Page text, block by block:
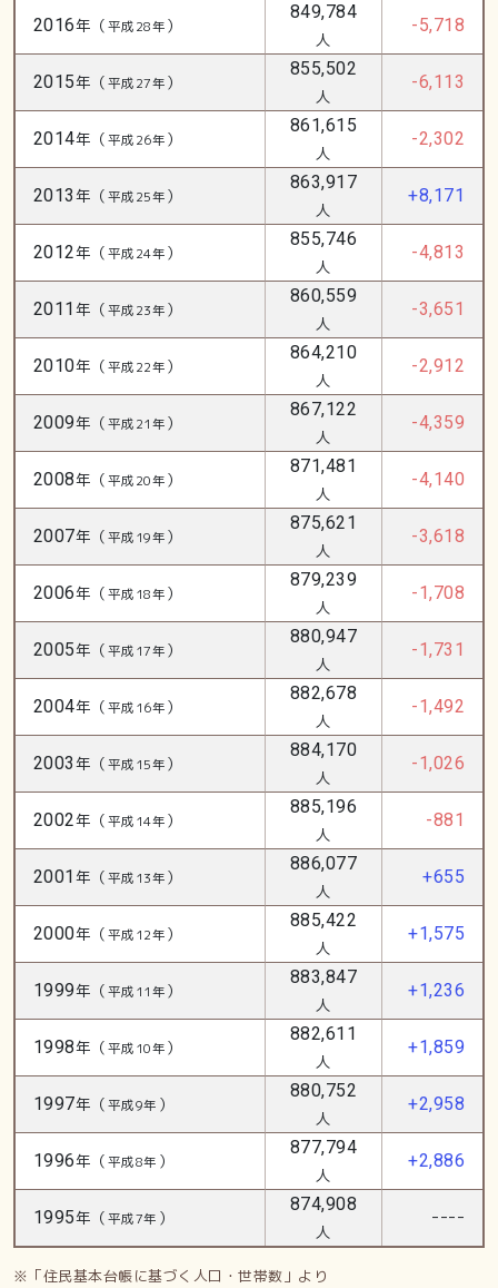
2016年（平成28年）
849,784
人
-5,718
2015年（平成27年）
855,502
人
-6,113
2014年（平成26年）
861,615
人
-2,302
2013年（平成25年）
863,917
人
+8,171
2012年（平成24年）
855,746
人
-4,813
2011 年（平成23年）
860,559
人
-3,651
2010年（平成22年）
864,210
人
-2,912
2009年（平成21年）
867,122
人
-4,359
2008年（平成20年）
871,481
人
-4,140
2007年（平成19年）
875,621
人
-3,618
2006年（平成18年）
879,239
人
-1,708
2005年（平成17年）
880,947
人
-1,731
2004年（平成16年）
882,678
人
-1,492
2003年（平成15年）
884,170
人
-1,026
2002年（平成14年）
885,196
人
-881
2001 年（平成13年）
886,077
人
+655
2000年（平成12年）
885,422
人
+1,575
1999年（平成11年）
883,847
人
+1,236
1998年（平成10年）
882,611
人
+1,859
1997年（平成9年 ）
880,752
人
+2,958
1996年（平成8年 ）
877,794
人
+2,886
1995年（平成7年 ）
874,908
人
----
※「住民基本台帳に基づく人口・世帯数」より